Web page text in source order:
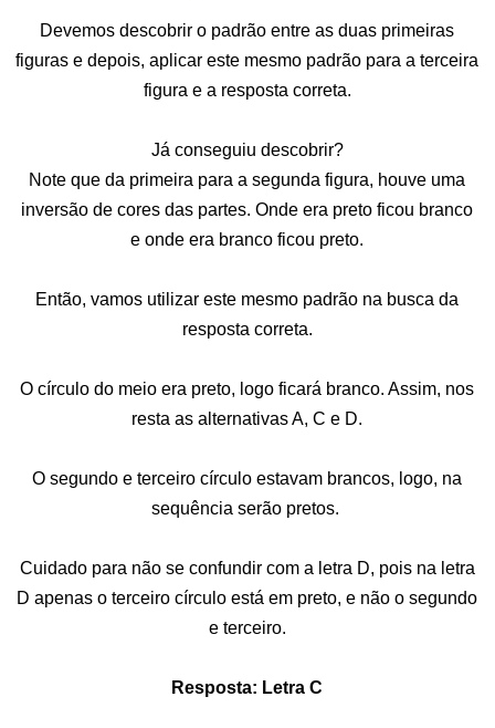
Devemos descobrir o padrão entre as duas primeiras
figuras e depois, aplicar este mesmo padrão para a terceira
figura e a resposta correta.
Já conseguiu descobrir?
Note que da primeira para a segunda figura, houve uma
inversão de cores das partes. Onde era preto ficou branco
e onde era branco ficou preto.
Então, vamos utilizar este mesmo padrão na busca da
resposta correta.
O círculo do meio era preto, logo ficará branco. Assim, nos
resta as alternativas A, C e D.
O segundo e terceiro círculo estavam brancos, logo, na
sequência serão pretos.
Cuidado para não se confundir com a letra D, pois na letra
D apenas o terceiro círculo está em preto, e não o segundo
e terceiro.
Resposta: Letra C